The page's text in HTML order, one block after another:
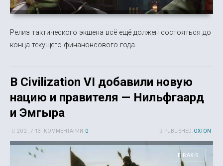
Релиз тактического экшена всё ещё должен состояться до
конца текущего финанонсового года.
В Civilization VI добавили новую
нацию и правителя — Нильфгаард
и Эмгыра
PUBLISHED: OXTON
20 2-, 7-13 КОММЕНТАРИИ: 0
FIRAXIS